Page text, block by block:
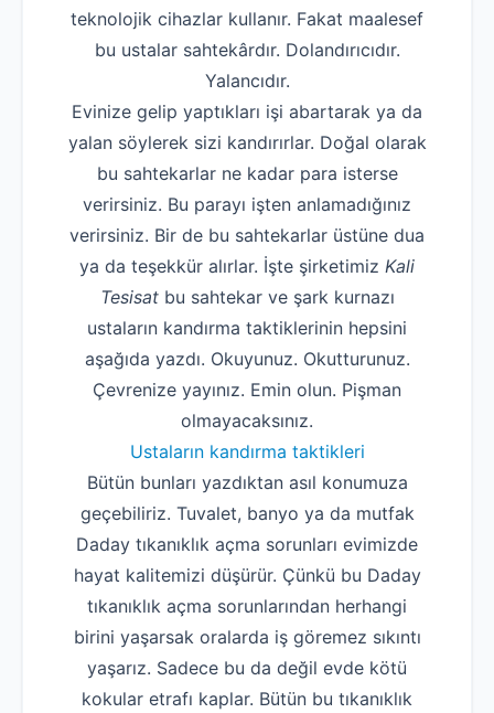
teknolojik cihazlar kullanır. Fakat maalesef
bu ustalar sahtekârdır. Dolandırıcıdır.
Yalancıdır.
Evinize gelip yaptıkları işi abartarak ya da
yalan söylerek sizi kandırırlar. Doğal olarak
bu sahtekarlar ne kadar para isterse
verirsiniz. Bu parayı işten anlamadığınız
verirsiniz. Bir de bu sahtekarlar üstüne dua
ya da teşekkür alırlar. İşte şirketimiz Kali
Tesisatbu sahtekar ve şark kurnazı
ustaların kandırma taktiklerinin hepsini
aşağıda yazdı. Okuyunuz. Okutturunuz.
Çevrenize yayınız. Emin olun. Pişman
olmayacaksınız.
Ustaların kandırma taktikleri
Bütün bunları yazdıktan asıl konumuza
geçebiliriz. Tuvalet, banyo ya da mutfak
Daday tıkanıklık açma sorunları evimizde
hayat kalitemizi düşürür. Çünkü bu Daday
tıkanıklık açma sorunlarından herhangi
birini yaşarsak oralarda iş göremez sıkıntı
yaşarız. Sadece bu da değil evde kötü
kokular etrafı kaplar. Bütün bu tıkanıklık